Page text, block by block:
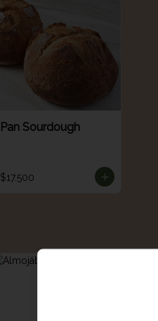
Pan Sourdough
$17.500